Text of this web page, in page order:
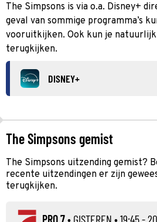
The Simpsons is via o.a. Disney+
geval van sommige programma’s
vooruitkijken. Ook kun je natuurlijk
terugkijken.
DISNEY+
The Simpsons gemist
The Simpsons uitzending gemist?
recente uitzendingen er zijn
terugkijken.
PRO 7• GISTEREN • 19:45 -